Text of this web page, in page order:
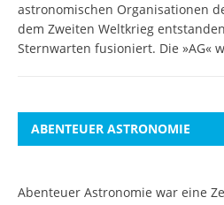
astronomischen Organisationen
dem Zweiten Weltkrieg
Sternwarten fusioniert. Die »AG«
ABENTEUER ASTRONOMIE
Abenteuer Astronomie war eine